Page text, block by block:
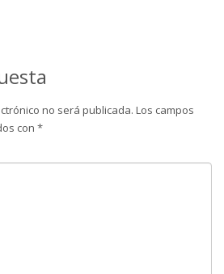
no será publicada. Los campos
con *